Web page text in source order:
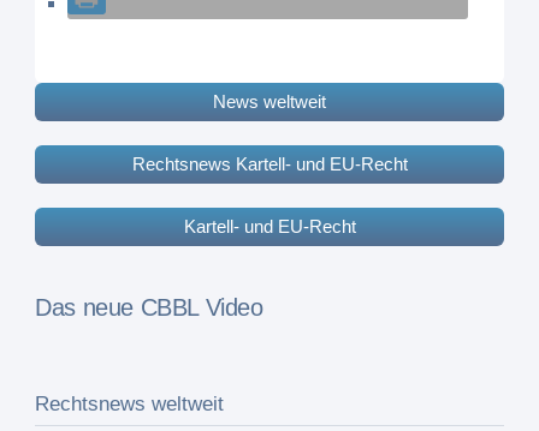
News weltweit
Rechtsnews Kartell- und EU-Recht
Kartell- und EU-Recht
Das neue CBBL Video
Rechtsnews weltweit